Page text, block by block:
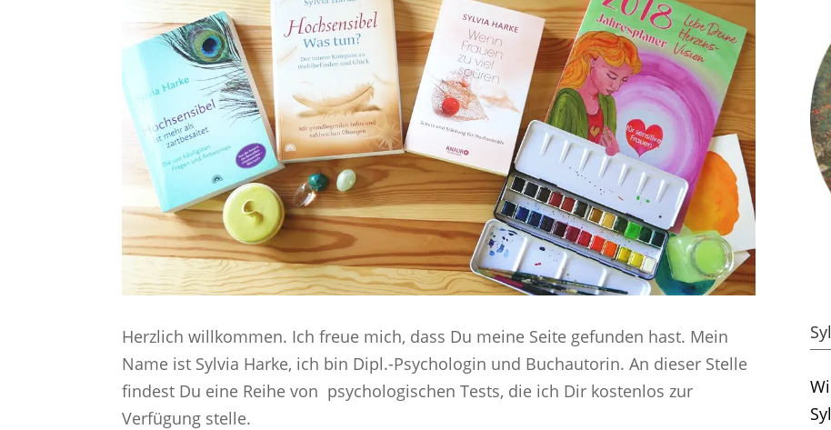
Herzlich willkommen. Ich freue mich, dass Du meine Seite gefunden hast. Mein
Name ist Sylvia Harke, ich bin Dipl.-Psychologin und Buchautorin. An dieser Stelle
findest Du eine Reihe von psychologischen Tests, die ich Dir kostenlos zur
Verfügung stelle.